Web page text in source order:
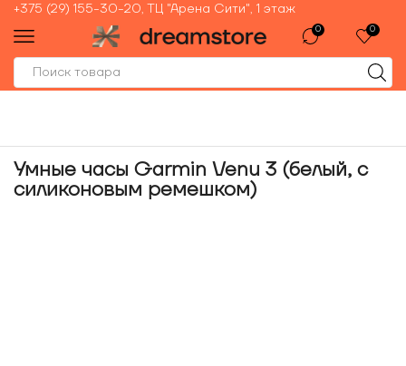
+375 (29) 155-30-20, ТЦ "Арена Сити", 1 этаж
0 0
Умные часы Garmin Venu 3 (белый, с
силиконовым ремешком)